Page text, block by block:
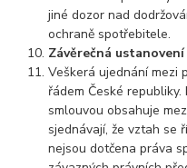
jiné dozor nad
ochraně spotřebitele.
Závěrečná ustanovení
Veškerá ujednání mezi
řádem České
smlouvou obsahuje
sjednávají, že vztah se
nejsou dotčena práva